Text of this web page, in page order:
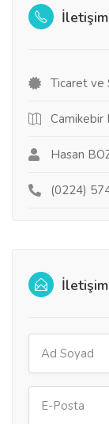
İletişim
Ticaret ve
Camikebir
Hasan
(0224)